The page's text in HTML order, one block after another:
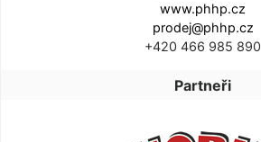
www.phhp.cz
prodej@phhp.cz
+420 466 985 890
Partneři